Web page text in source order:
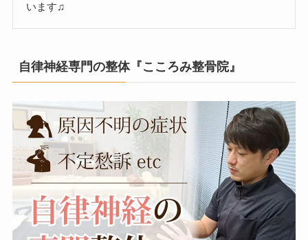
います♫
自律神経専門の整体『こころみ整骨院』